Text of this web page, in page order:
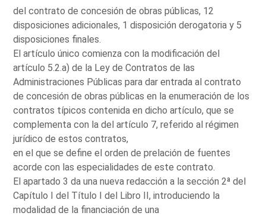
del contrato de concesión de obras públicas, 12
disposiciones adicionales, 1 disposición derogatoria y 5
disposiciones finales.
El artículo único comienza con la modificación del
artículo 5.2.a) de la Ley de Contratos de las
Administraciones Públicas para dar entrada al contrato
de concesión de obras públicas en la enumeración de los
contratos típicos contenida en dicho artículo, que se
complementa con la del artículo 7, referido al régimen
jurídico de estos contratos,
en el que se define el orden de prelación de fuentes
acorde con las especialidades de este contrato.
El apartado 3 da una nueva redacción a la sección 2ª del
Capítulo I del Título I del Libro II, introduciendo la
modalidad de la financiación de una